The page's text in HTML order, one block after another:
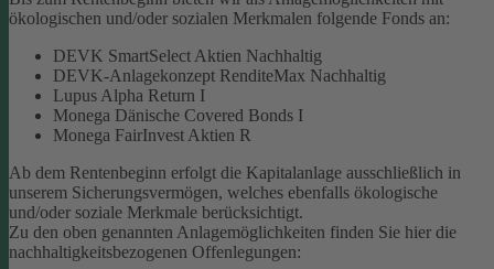
ökologischen und/oder sozialen Merkmalen folgende Fonds an:
DEVK SmartSelect Aktien Nachhaltig
DEVK-Anlagekonzept RenditeMax Nachhaltig
Lupus Alpha Return I
Monega Dänische Covered Bonds I
Monega FairInvest Aktien R
Ab dem Rentenbeginn erfolgt die Kapitalanlage ausschließlich in
unserem Sicherungsvermögen, welches ebenfalls ökologische
und/oder soziale Merkmale berücksichtigt.
Zu den oben genannten Anlagemöglichkeiten finden Sie hier die
nachhaltigkeitsbezogenen Offenlegungen: